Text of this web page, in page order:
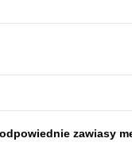
zawiasy